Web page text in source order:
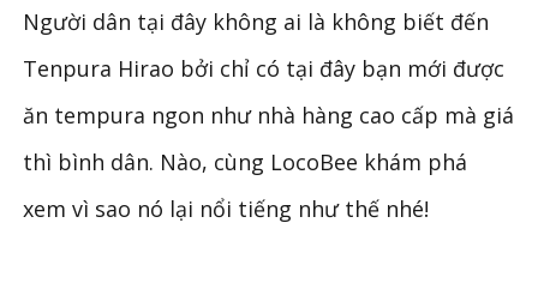
Người dân tại đây không ai là không biết đến
Tenpura Hirao bởi chỉ có tại đây bạn mới được
ăn tempura ngon như nhà hàng cao cấp mà giá
thì bình dân. Nào, cùng LocoBee khám phá
xem vì sao nó lại nổi tiếng như thế nhé!